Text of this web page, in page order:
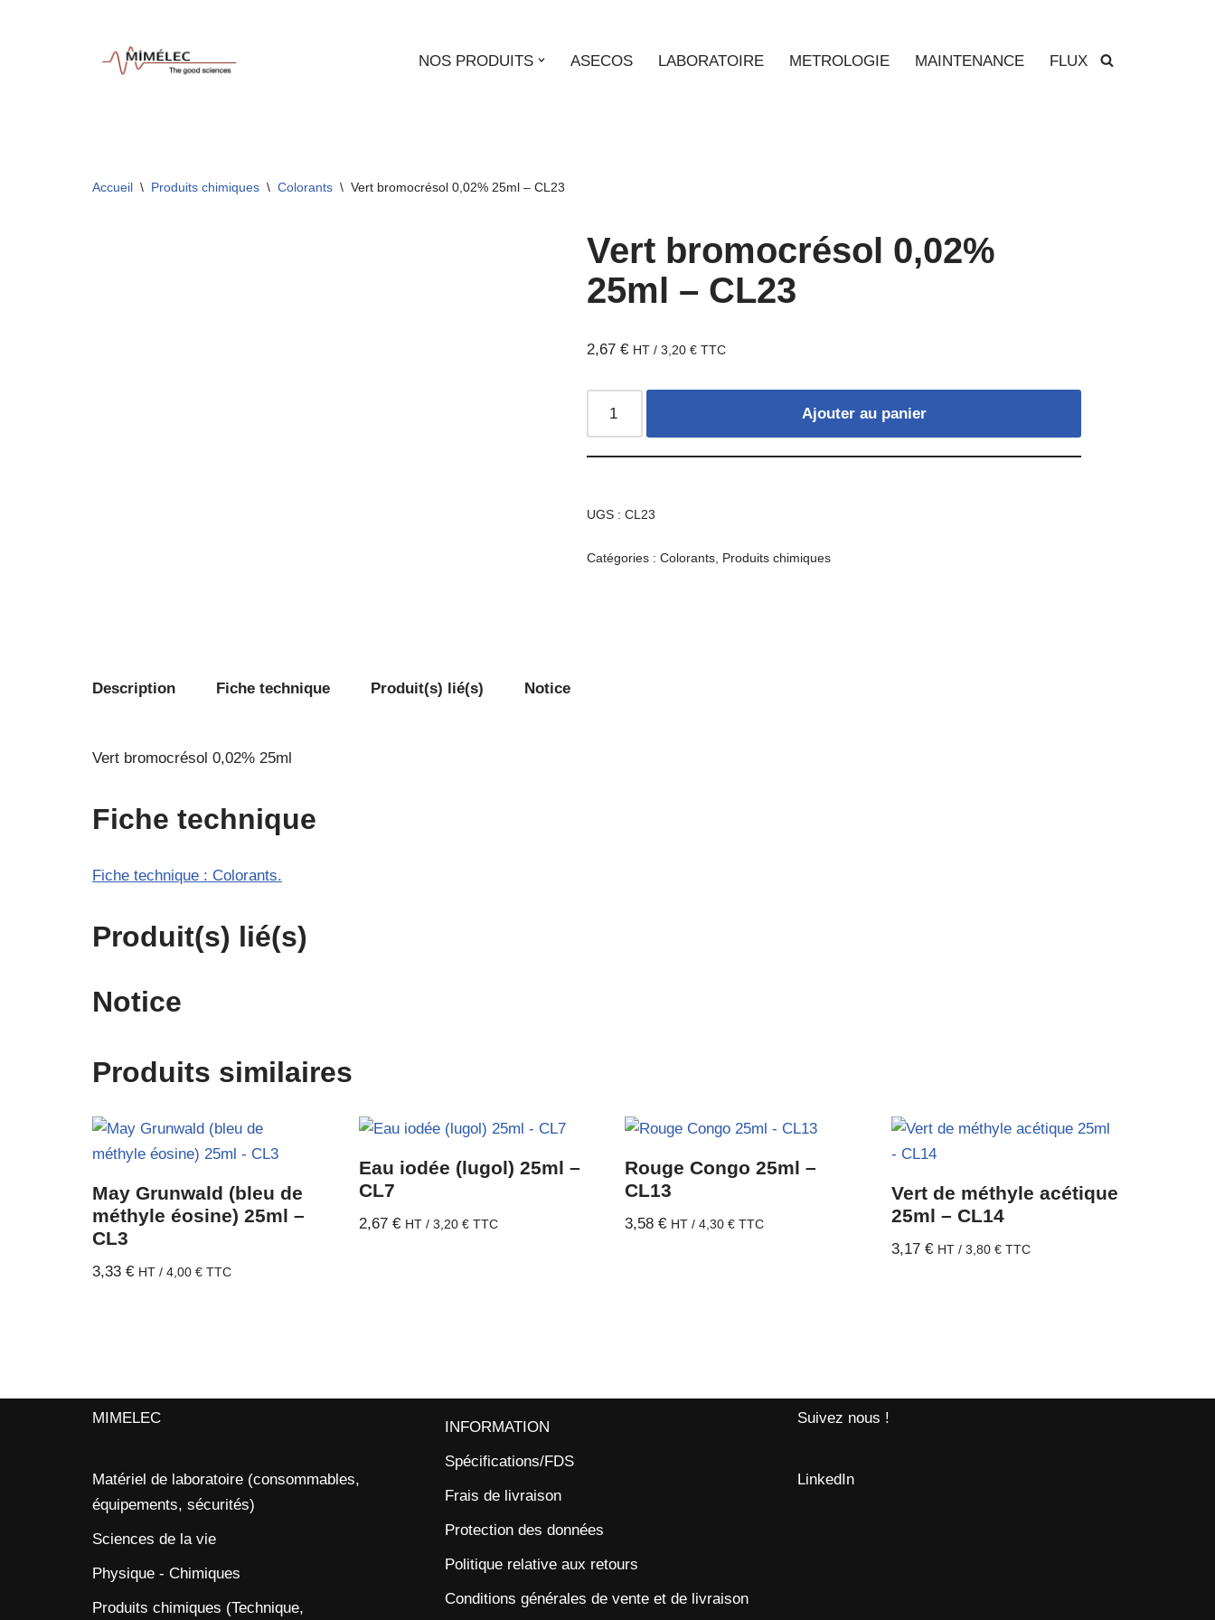
NOS PRODUITS ASECOS LABORATOIRE METROLOGIE MAINTENANCE FLUX
Accueil \ Produits chimiques \ Colorants \ Vert bromocrésol 0,02% 25ml – CL23
Vert bromocrésol 0,02%
25ml – CL23
2,67€ HT /3,20€ TTC
Ajouter au panier
UGS :CL23
Catégories :Colorants, Produits chimiques
Description Fiche technique Produit(s) lié(s) Notice
Vert bromocrésol 0,02% 25ml
Fiche technique
Fiche technique : Colorants.
Produit(s) lié(s)
Notice
Produits similaires
May Grunwald (bleu de
méthyle éosine) 25ml –
CL3
3,33 € HT / 4,00 € TTC
Eau iodée (lugol) 25ml –
CL7
2,67 € HT / 3,20 €TTC
Rouge Congo 25ml –
CL13
3,58€ HT /4,30€ TTC
Vert de méthyle acétique
25ml – CL14
3,17€ HT /3,80€ TTC
MIMELEC
Matériel de laboratoire (consommables,
équipements, sécurités)
Sciences de la vie
Physique - Chimiques
Produits chimiques (Technique,
INFORMATION
Spécifications/FDS
Frais de livraison
Protection des données
Politique relative aux retours
Conditions générales de vente et de livraison
Suivez nous !
LinkedIn